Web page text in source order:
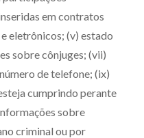
em contratos
eletrônicos; (v) estado
sobre cônjuges; (vii)
de telefone; (ix)
cumprindo perante
sobre
criminal ou por